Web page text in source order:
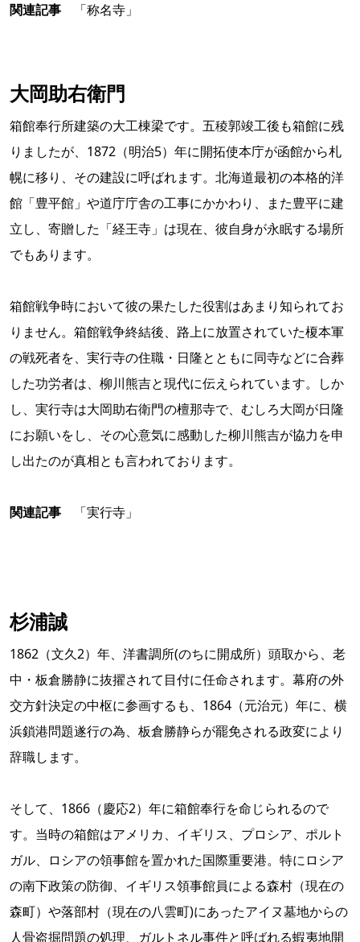
関連記事 「称名寺」
大岡助右衛門
箱館奉行所建築の大工棟梁です。五稜郭竣工後も箱館に残
りましたが、1872（明治5）年に開拓使本庁が函館から札
幌に移り、その建設に呼ばれます。北海道最初の本格的洋
館「豊平館」や道庁庁舎の工事にかかわり、また豊平に建
立し、寄贈した「経王寺」は現在、彼自身が永眠する場所
でもあります。
箱館戦争時において彼の果たした役割はあまり知られてお
りません。箱館戦争終結後、路上に放置されていた榎本軍
の戦死者を、実行寺の住職・日隆とともに同寺などに合葬
した功労者は、柳川熊吉と現代に伝えられています。しか
し、実行寺は大岡助右衛門の檀那寺で、むしろ大岡が日隆
にお願いをし、その心意気に感動した柳川熊吉が協力を申
し出たのが真相とも言われております。
関連記事 「実行寺」
杉浦誠
1862（文久2）年、洋書調所(のちに開成所）頭取から、老
中・板倉勝静に抜擢されて目付に任命されます。幕府の外
交方針決定の中枢に参画するも、1864（元治元）年に、横
浜鎖港問題遂行の為、板倉勝静らが罷免される政変により
辞職します。
そして、1866（慶応2）年に箱館奉行を命じられるので
す。当時の箱館はアメリカ、イギリス、プロシア、ポルト
ガル、ロシアの領事館を置かれた国際重要港。特にロシア
の南下政策の防御、イギリス領事館員による森村（現在の
森町）や落部村（現在の八雲町)にあったアイヌ墓地からの
人骨盗掘問題の処理、ガルトネル事件と呼ばれる蝦夷地開